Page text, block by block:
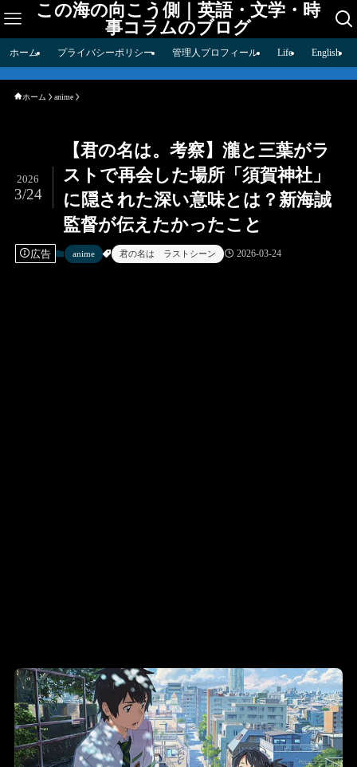
この海の向こう側｜英語・文学・時
事コラムのブログ
ホーム プライバシーポリシー 管理人プロフィール Life English
ホーム anime
【君の名は。考察】瀧と三葉がラ
ストで再会した場所「須賀神社」
に隠された深い意味とは？新海誠
監督が伝えたかったこと
2026
3/24
広告 anime 君の名は ラストシーン 2026-03-24